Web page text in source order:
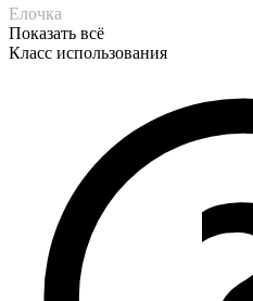
Елочка
Показать всё
Класс использования